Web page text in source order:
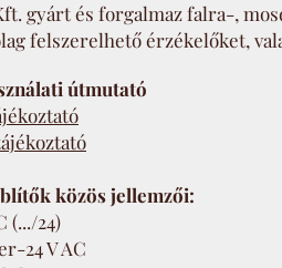
gyárt és forgalmaz falra-,
felszerelhető érzékelőket,
útmutató
közös jellemzői:
(.../24)
24 V AC